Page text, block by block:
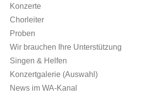
Konzerte
Chorleiter
Proben
Wir brauchen Ihre Unterstützung
Singen & Helfen
Konzertgalerie (Auswahl)
News im WA-Kanal